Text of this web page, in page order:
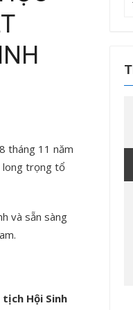
tháng 11 năm
long trọng tổ
và sẵn sàng
tịch Hội Sinh